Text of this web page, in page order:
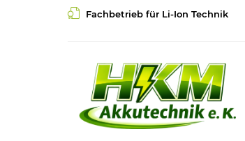
Fachbetrieb für Li-Ion Technik